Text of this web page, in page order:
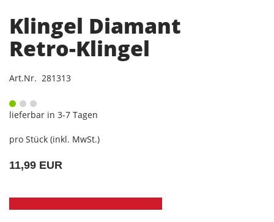
Klingel Diamant
Retro-Klingel
Art.Nr. 281313
lieferbar in 3-7 Tagen
pro Stück (inkl. MwSt.)
11,99 EUR